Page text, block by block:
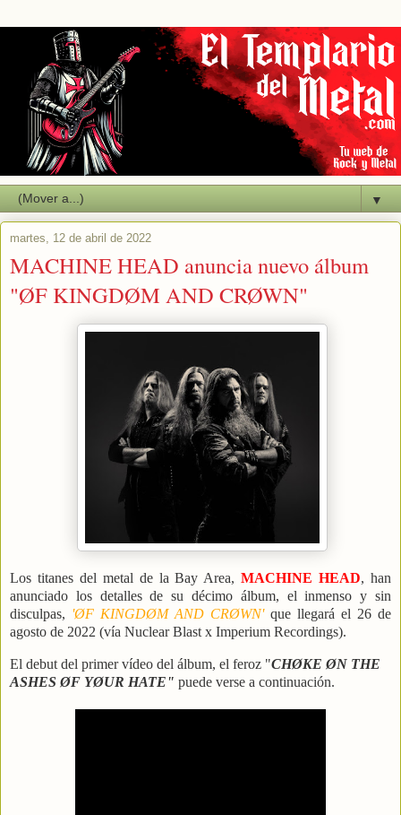
▼
martes, 12 de abril de 2022
MACHINE HEAD anuncia nuevo álbum
"ØF KINGDØM AND CRØWN"
Los titanes del metal de la Bay Area,MACHINE HEAD, han
anunciado los detalles de su décimo álbum, el inmenso y sin
disculpas, 'ØF KINGDØM AND CRØWN'que llegará el 26 de
agosto de 2022 (vía Nuclear Blast x Imperium Recordings).
El debut del primer vídeo del álbum, el feroz "CHØKE ØN THE
ASHES ØF YØUR HATE" puede verse a continuación.